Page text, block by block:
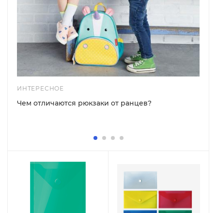
ИНТЕРЕСНОЕ
Чем отличаются рюкзаки от ранцев?